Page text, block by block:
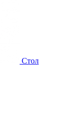
Стол